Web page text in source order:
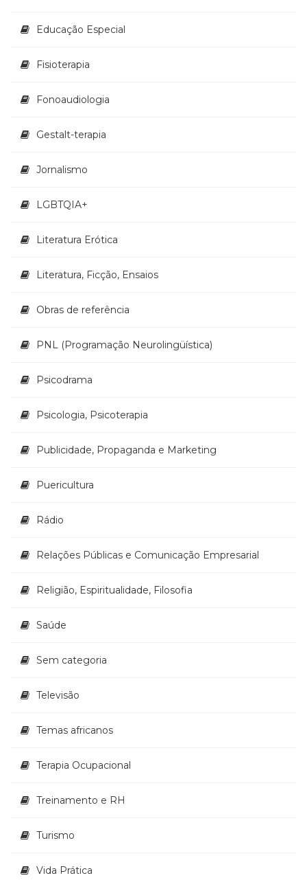
(22)
(30)
Ocupacional
Treinamento
(65)
(1)
Prática
Educação Especial
Fisioterapia
Fonoaudiologia
Gestalt-terapia
Jornalismo
LGBTQIA+
Literatura Erótica
Literatura, Ficção, Ensaios
Obras de referência
PNL (Programação Neurolingüística)
Psicodrama
Psicologia, Psicoterapia
Publicidade, Propaganda e Marketing
Puericultura
Rádio
Relações Públicas e Comunicação Empresarial
Religião, Espiritualidade, Filosofia
Saúde
Sem categoria
Televisão
Temas africanos
Terapia Ocupacional
Treinamento e RH
Turismo
Vida Prática